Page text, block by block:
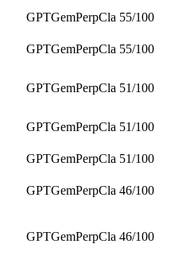
GPTGemPerpCla 55/100
GPTGemPerpCla 55/100
GPTGemPerpCla 51/100
GPTGemPerpCla 51/100
GPTGemPerpCla 51/100
GPTGemPerpCla 46/100
GPTGemPerpCla 46/100